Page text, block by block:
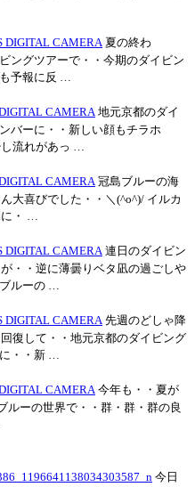
夏の終わ
ングツアーで・・今期のダイビン
予報に反 …
地元京都のダイ
バーに・・新しい顔もチラホ
流れがあっ …
冠島ブルーの海
大喜びでした・・＼(^o^)/ イルカ
に・ …
連日のダイビン
・・逆に薄曇りベタ凪の過ごしや
ルーの …
先週のどしゃ降
復して・・地元京都のダイビング
・・新 …
今年も・・夏が
ルーの世界で・・群・群・群の良
今日